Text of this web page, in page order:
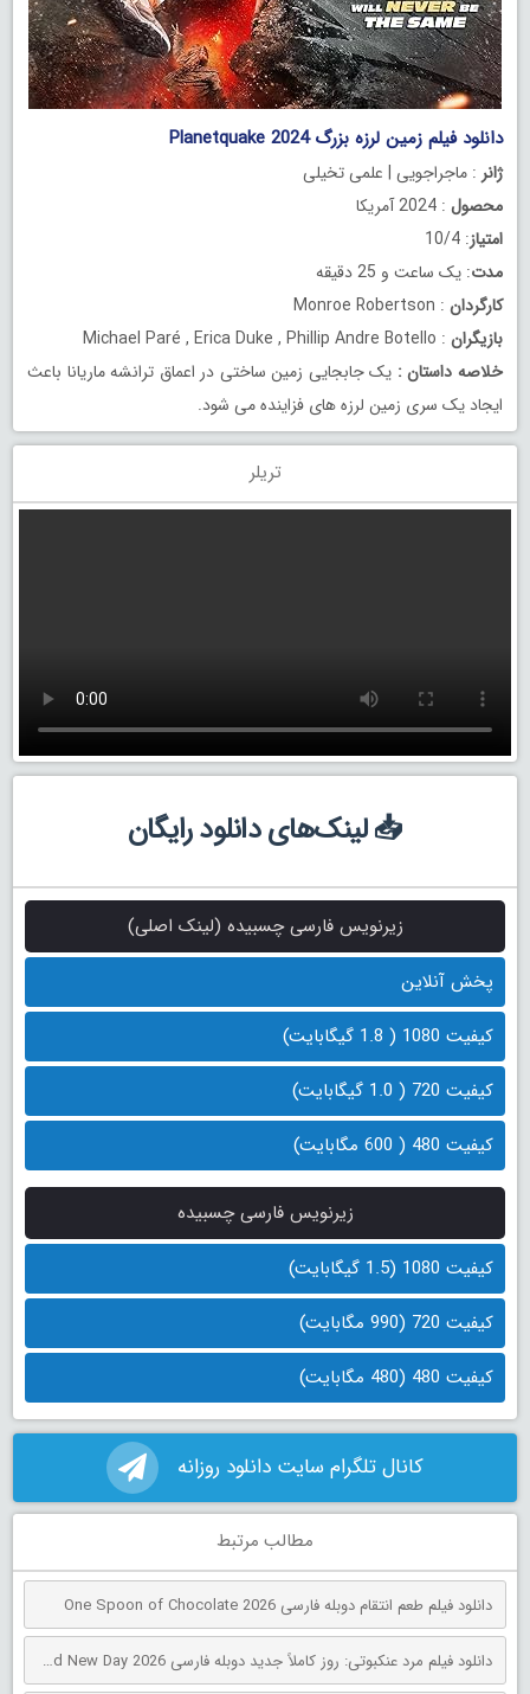
دانلود فیلم زمین لرزه بزرگ Planetquake 2024
ژانر : ماجراجویی | علمی تخیلی
محصول : 2024 آمریکا
امتیاز: 10/4
مدت: یک ساعت و 25 دقیقه
کارگردان : Monroe Robertson
بازیگران : Michael Paré , Erica Duke , Phillip Andre Botello
خلاصه داستان : یک جابجایی زمین ساختی در اعماق ترانشه ماریانا باعث
ایجاد یک سری زمین لرزه های فزاینده می شود.
تریلر
📥 لینک‌های دانلود رایگان
زیرنویس فارسی چسبیده (لینک اصلی)
پخش آنلاین
کیفیت 1080 ( 1.8 گیگابایت)
کیفیت 720 ( 1.0 گیگابایت)
کیفیت 480 ( 600 مگابایت)
زیرنویس فارسی چسبیده
کیفیت 1080 (1.5 گیگابایت)
کیفیت 720 (990 مگابایت)
کیفیت 480 (480 مگابایت)
کانال تلگرام سایت دانلود روزانه
مطالب مرتبط
دانلود فیلم طعم انتقام دوبله فارسی One Spoon of Chocolate 2026
دانلود فیلم مرد عنکبوتی: روز کاملاً جدید دوبله فارسی Spider-Man: Brand New Day 2026